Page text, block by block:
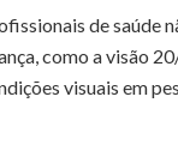
de saúde
como a visão
visuais em